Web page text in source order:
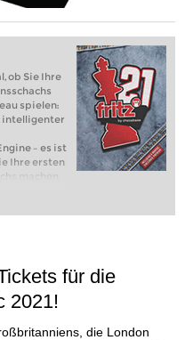
ob Sie Ihre
spielen:
intelligenter
– es ist
Ihre ersten
machen
Mit
und
für die
2021!
die London